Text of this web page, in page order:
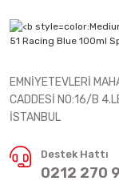
EMNİYETEVLERİ
CADDESİ NO:16/B
İSTANBUL
Destek Hattı
0212 270